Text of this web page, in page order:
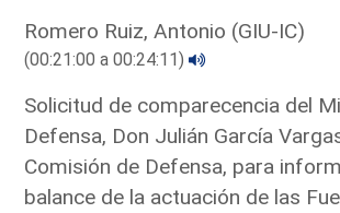
Romero Ruiz, Antonio (GIU-IC)
(00:21:00 a 00:24:11)
Solicitud de comparecencia del
Defensa, Don Julián García
Comisión de Defensa, para
balance de la actuación de las